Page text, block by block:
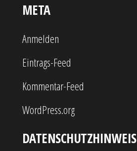
META
Anmelden
Eintrags-Feed
Kommentar-Feed
WordPress.org
DATENSCHUTZHINWEIS